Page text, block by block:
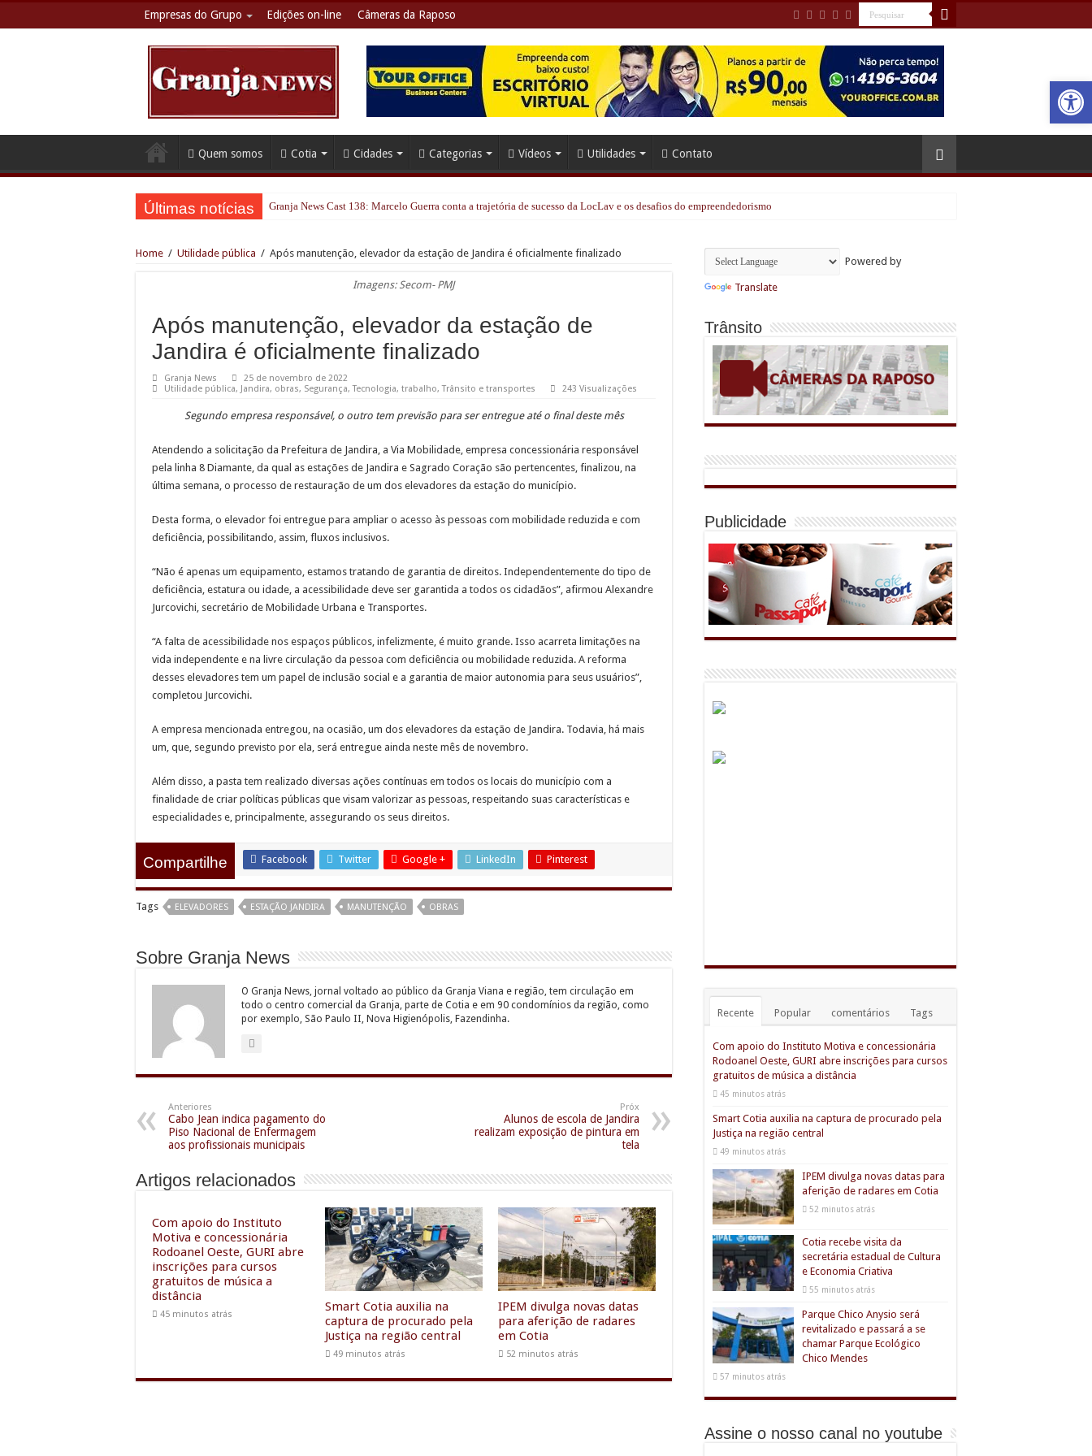
Empresas do Grupo Edições on-line Câmeras da Raposo
Quem somos Cotia Cidades Categorias Vídeos Utilidades Contato
Últimas notícias Granja News Cast 138: Marcelo Guerra conta a trajetória de sucesso da LocLav e os desafios do empreendedorismo
Home / Utilidade pública / Após manutenção, elevador da estação de Jandira é oficialmente finalizado
Imagens: Secom- PMJ
Após manutenção, elevador da estação de
Jandira é oficialmente finalizado
Granja News
25 de novembro de 2022
Utilidade pública, Jandira, obras, Segurança,Tecnologia, trabalho,Trânsito e transportes 243 Visualizações
Segundo empresa responsável, o outro tem previsão para ser entregue até o final deste mês
Atendendo a solicitação da Prefeitura de Jandira, a Via Mobilidade, empresa concessionária responsável
pela linha 8 Diamante, da qual as estações de Jandira e Sagrado Coração são pertencentes, finalizou, na
última semana, o processo de restauração de um dos elevadores da estação do município.
Desta forma, o elevador foi entregue para ampliar o acesso às pessoas com mobilidade reduzida e com
deficiência, possibilitando, assim, fluxos inclusivos.
“Não é apenas um equipamento, estamos tratando de garantia de direitos. Independentemente do tipo de
deficiência, estatura ou idade, a acessibilidade deve ser garantida a todos os cidadãos”, afirmou Alexandre
Jurcovichi, secretário de Mobilidade Urbana e Transportes.
“A falta de acessibilidade nos espaços públicos, infelizmente, é muito grande. Isso acarreta limitações na
vida independente e na livre circulação da pessoa com deficiência ou mobilidade reduzida. A reforma
desses elevadores tem um papel de inclusão social e a garantia de maior autonomia para seus usuários”,
completou Jurcovichi.
A empresa mencionada entregou, na ocasião, um dos elevadores da estação de Jandira. Todavia, há mais
um, que, segundo previsto por ela, será entregue ainda neste mês de novembro.
Além disso, a pasta tem realizado diversas ações contínuas em todos os locais do município com a
finalidade de criar políticas públicas que visam valorizar as pessoas, respeitando suas características e
especialidades e, principalmente, assegurando os seus direitos.
Compartilhe Facebook Twitter Google + LinkedIn Pinterest
Tags ELEVADORES ESTAÇÃO JANDIRA MANUTENÇÃO OBRAS
Sobre Granja News
O Granja News, jornal voltado ao público da Granja Viana e região, tem circulação em
todo o centro comercial da Granja, parte de Cotia e em 90 condomínios da região, como
por exemplo, São Paulo II, Nova Higienópolis, Fazendinha.
Anteriores
Cabo Jean indica pagamento do
Piso Nacional de Enfermagem
aos profissionais municipais
Próx
Alunos de escola de Jandira
realizam exposição de pintura em
tela
Artigos relacionados
Com apoio do Instituto
Motiva e concessionária
Rodoanel Oeste, GURI abre
inscrições para cursos
gratuitos de música a
distância
45 minutos atrás
Smart Cotia auxilia na
captura de procurado pela
Justiça na região central
49 minutos atrás
IPEM divulga novas datas
para aferição de radares
em Cotia
52 minutos atrás
Powered by
Translate
Trânsito
Publicidade
Recente Popular comentários Tags
Com apoio do Instituto Motiva e concessionária
Rodoanel Oeste, GURI abre inscrições para cursos
gratuitos de música a distância
45 minutos atrás
Smart Cotia auxilia na captura de procurado pela
Justiça na região central
49 minutos atrás
IPEM divulga novas datas para
aferição de radares em Cotia
52 minutos atrás
Cotia recebe visita da
secretária estadual de Cultura
e Economia Criativa
55 minutos atrás
Parque Chico Anysio será
revitalizado e passará a se
chamar Parque Ecológico
Chico Mendes
57 minutos atrás
Assine o nosso canal no youtube